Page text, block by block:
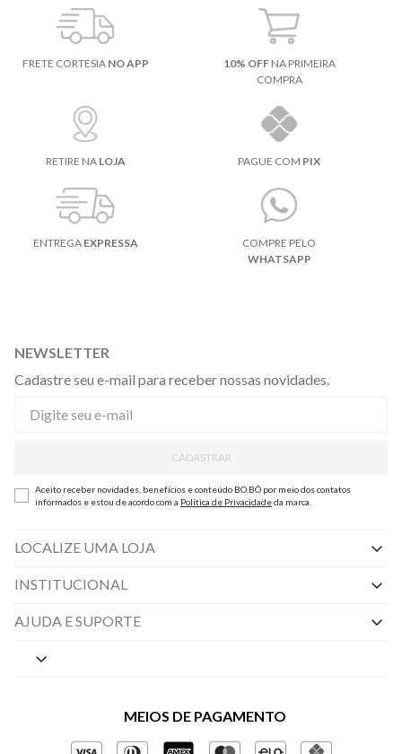
FRETE CORTESIA NO APP 10% OFFNA PRIMEIRA
COMPRA
RETIRE NA LOJA PAGUE COM PIX
ENTREGA EXPRESSA
COMPRE PELO
WHATSAPP
NEWSLETTER
Cadastre seu e-mail para receber nossas novidades.
CADASTRAR
Aceito receber novidades, benefícios e conteúdo BO.BÔ por meio dos contatos
informados e estou de acordo com a Política de Privacidadeda marca.
LOCALIZE UMA LOJA
INSTITUCIONAL
Nossas Lojas
Políticas de Privacidade
Gestão de Privacidade
AJUDA E SUPORTE
Central de Preferências
Perguntas frequentes
Regulamentos e Promoções
MEIOS DE PAGAMENTO